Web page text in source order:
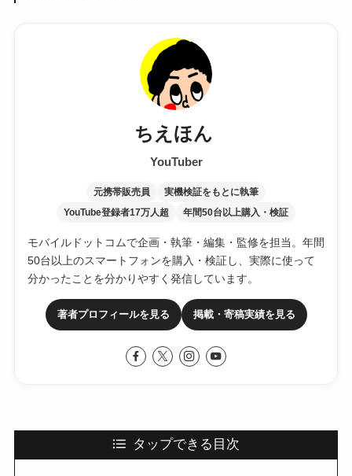
ちえほん
YouTuber
元携帯販売員 実機検証をもとに執筆
YouTube登録者17万人超 年間50台以上購入・検証
モバイルドットコムで企画・執筆・編集・監修を担当。年間
50台以上のスマートフォンを購入・検証し、実際に使って
分かったことを分かりやすく発信しています。
著者プロフィールを見る 掲載・寄稿実績を見る
タップできる目次